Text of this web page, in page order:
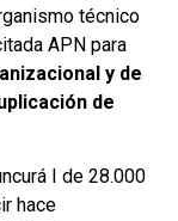
técnico
APN para
y de
de
I de 28.000
hace